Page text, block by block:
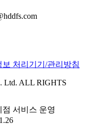
보 처리기기/관리방침
Ltd. ALL RIGHTS
서비스 운영